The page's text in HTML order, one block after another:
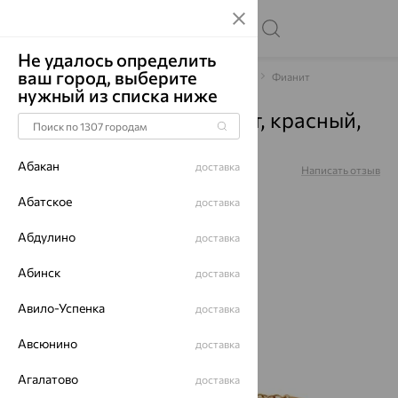
Главная Каталог Браслеты декоративные Фианит
Браслет, золото, фианит, красный,
051450
Артикул: Написать отзыв
Не удалось определить
ваш город, выберите
нужный из списка ниже
Абакан доставка
Абатское доставка
Абдулино доставка
Абинск доставка
Авило-Успенка доставка
Авсюнино доставка
Агалатово доставка